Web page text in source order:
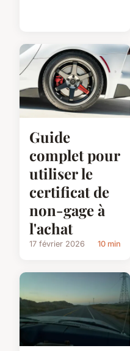
Guide
complet pour
utiliser le
certificat de
non-gage à
l'achat
17 février 2026 10 min